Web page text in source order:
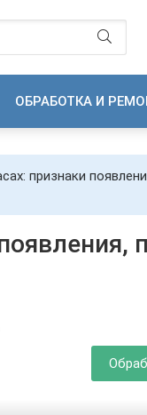
ОБРАБОТКА И
признаки